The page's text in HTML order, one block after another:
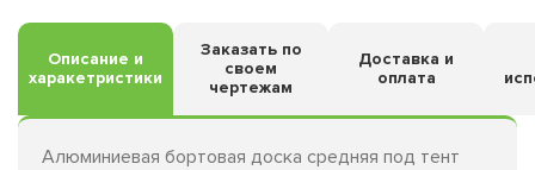
Описание и
харакетристики
Заказать по
своем
чертежам
Доставка и
оплата
Алюминиевая бортовая доска средняя под тент